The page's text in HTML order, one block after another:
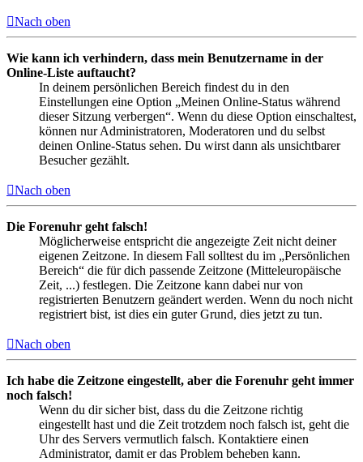
Nach oben
Wie kann ich verhindern, dass mein Benutzername in der
Online-Liste auftaucht?
In deinem persönlichen Bereich findest du in den
Einstellungen eine Option „Meinen Online-Status während
dieser Sitzung verbergen“. Wenn du diese Option einschaltest,
können nur Administratoren, Moderatoren und du selbst
deinen Online-Status sehen. Du wirst dann als unsichtbarer
Besucher gezählt.
Nach oben
Die Forenuhr geht falsch!
Möglicherweise entspricht die angezeigte Zeit nicht deiner
eigenen Zeitzone. In diesem Fall solltest du im „Persönlichen
Bereich“ die für dich passende Zeitzone (Mitteleuropäische
Zeit, ...) festlegen. Die Zeitzone kann dabei nur von
registrierten Benutzern geändert werden. Wenn du noch nicht
registriert bist, ist dies ein guter Grund, dies jetzt zu tun.
Nach oben
Ich habe die Zeitzone eingestellt, aber die Forenuhr geht immer
noch falsch!
Wenn du dir sicher bist, dass du die Zeitzone richtig
eingestellt hast und die Zeit trotzdem noch falsch ist, geht die
Uhr des Servers vermutlich falsch. Kontaktiere einen
Administrator, damit er das Problem beheben kann.